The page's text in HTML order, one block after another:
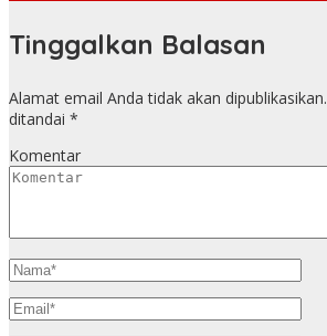
Tinggalkan Balasan
Alamat email Anda tidak akan dipublikasikan.
ditandai *
Komentar